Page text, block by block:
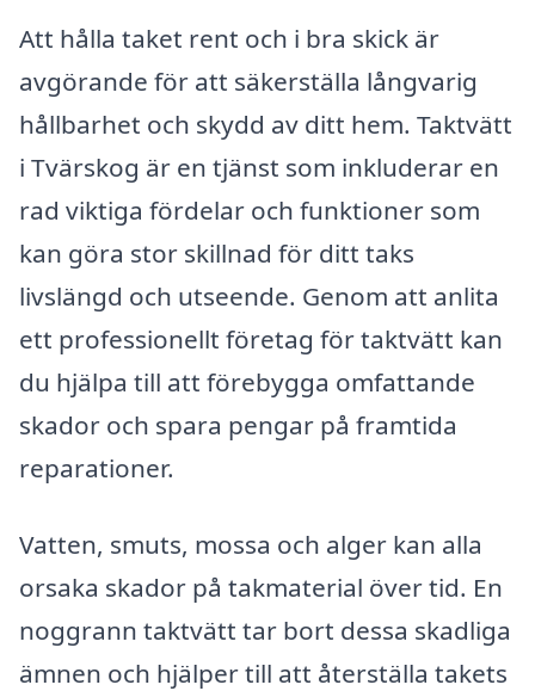
Att hålla taket rent och i bra skick är
avgörande för att säkerställa långvarig
hållbarhet och skydd av ditt hem. Taktvätt
i Tvärskog är en tjänst som inkluderar en
rad viktiga fördelar och funktioner som
kan göra stor skillnad för ditt taks
livslängd och utseende. Genom att anlita
ett professionellt företag för taktvätt kan
du hjälpa till att förebygga omfattande
skador och spara pengar på framtida
reparationer.
Vatten, smuts, mossa och alger kan alla
orsaka skador på takmaterial över tid. En
noggrann taktvätt tar bort dessa skadliga
ämnen och hjälper till att återställa takets